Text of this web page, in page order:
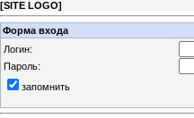
[SITE LOGO]
Форма входа
Логин:
Пароль:
запомнить